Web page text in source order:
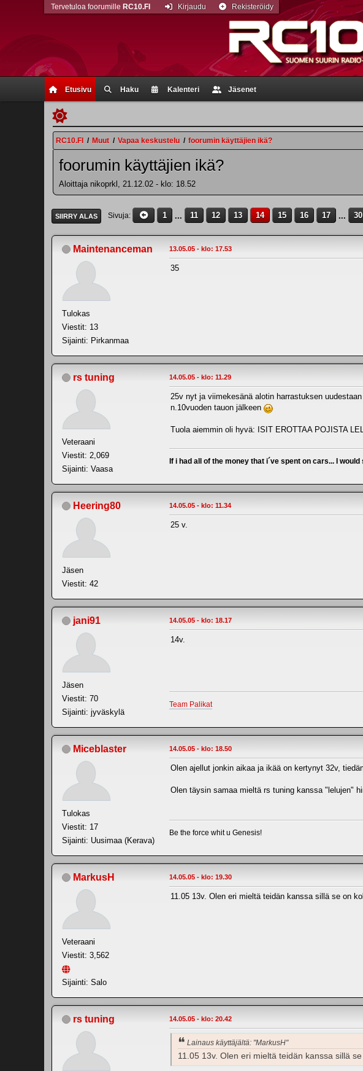
Etusivu Haku Kalenteri Jäsenet
Tervetuloa foorumille RC10.FI Kirjaudu Rekisteröidy
RC10.FI / Muut / Vapaa keskustelu / foorumin käyttäjien ikä?
foorumin käyttäjien ikä?
Aloittaja nikoprkl, 21.12.02 - klo: 18.52
SIIRRY ALAS Sivuja 1 ... 11 12 13 14 15 16 17 ... 30
Maintenanceman
Tulokas
Viestit: 13
Sijainti: Pirkanmaa
13.05.05 - klo: 17.53
35
rs tuning
Veteraani
Viestit: 2,069
Sijainti: Vaasa
14.05.05 - klo: 11.29
25v nyt ja viimekesänä alotin harrastuksen uudestaan
n.10vuoden tauon jälkeen
Tuola aiemmin oli hyvä: ISIT EROTTAA POJISTA
If i had all of the money that i´ve spent on cars... I
Heering80
Jäsen
Viestit: 42
14.05.05 - klo: 11.34
25 v.
jani91
Jäsen
Viestit: 70
Sijainti: jyväskylä
14.05.05 - klo: 18.17
14v.
Team Palikat
Miceblaster
Tulokas
Viestit: 17
Sijainti: Uusimaa (Kerava)
14.05.05 - klo: 18.50
Olen ajellut jonkin aikaa ja ikää on kertynyt 32v,
Olen täysin samaa mieltä rs tuning kanssa "lelujen"
Be the force whit u Genesis!
MarkusH
Veteraani
Viestit: 3,562
Sijainti: Salo
14.05.05 - klo: 19.30
11.05 13v. Olen eri mieltä teidän kanssa sillä se on
rs tuning 14.05.05 - klo: 20.42
Lainaus käyttäjältä: "MarkusH"
11.05 13v. Olen eri mieltä teidän kanssa sillä